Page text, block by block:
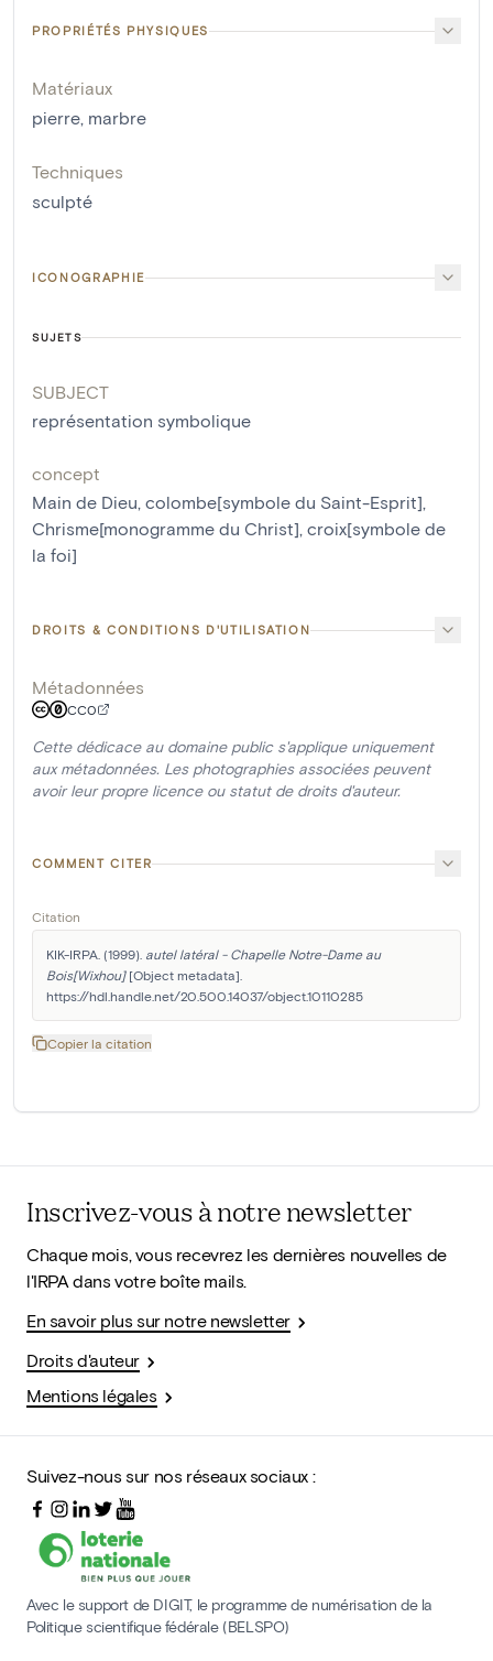
PROPRIÉTÉS PHYSIQUES
Matériaux
pierre, marbre
Techniques
sculpté
ICONOGRAPHIE
SUJETS
SUBJECT
représentation symbolique
concept
Main de Dieu, colombe[symbole du Saint-Esprit],
Chrisme[monogramme du Christ], croix[symbole de
la foi]
DROITS & CONDITIONS D'UTILISATION
Métadonnées
CC0
Cette dédicace au domaine public s'applique uniquement
aux métadonnées. Les photographies associées peuvent
avoir leur propre licence ou statut de droits d'auteur.
COMMENT CITER
Citation
KIK-IRPA. (1999). autel latéral - Chapelle Notre-Dame au
Bois[Wixhou] [Object metadata].
https://hdl.handle.net/20.500.14037/object.10110285
Copier la citation
Inscrivez-vous à notre newsletter
Chaque mois, vous recevrez les dernières nouvelles de
l'IRPA dans votre boîte mails.
En savoir plus sur notre newsletter
Droits d'auteur
Mentions légales
Suivez-nous sur nos réseaux sociaux :
Avec le support de DIGIT, le programme de numérisation de la
Politique scientifique fédérale (BELSPO)